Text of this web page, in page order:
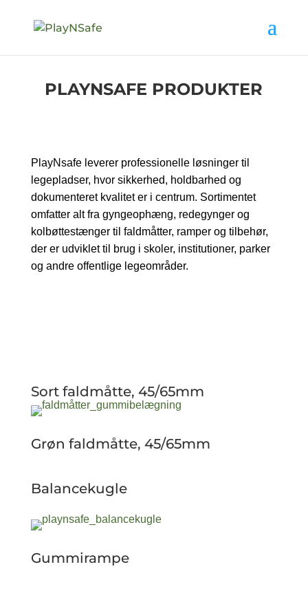
PLAYNSAFE PRODUKTER
PlayNsafe leverer professionelle løsninger til
legepladser, hvor sikkerhed, holdbarhed og
dokumenteret kvalitet er i centrum. Sortimentet
omfatter alt fra gyngeophæng, redegynger og
kolbøttestænger til faldmåtter, ramper og tilbehør,
der er udviklet til brug i skoler, institutioner, parker
og andre offentlige legeområder.
Sort faldmåtte, 45/65mm
Grøn faldmåtte, 45/65mm
Balancekugle
Gummirampe